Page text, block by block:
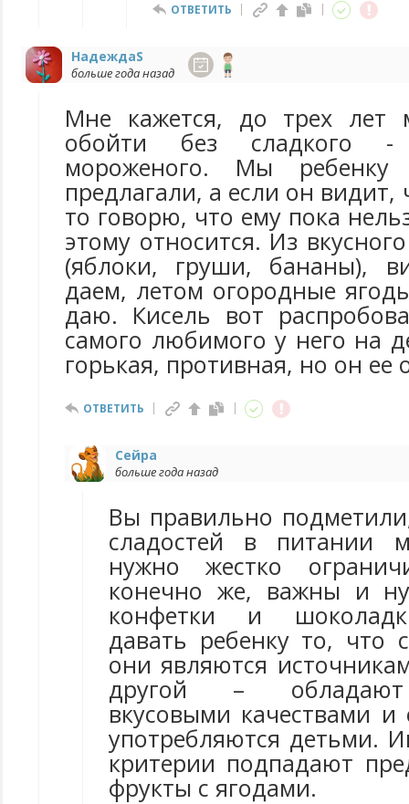
ОТВЕТИТЬ
НадеждаS
больше года назад
Мне кажется, до трех лет
обойти без сладкого
мороженого. Мы
предлагали, а если он видит,
то говорю, что ему пока
этому относится. Из
(яблоки, груши, бананы),
даем, летом огородные
даю. Кисель вот
самого любимого у него на
горькая, противная, но он ее
ОТВЕТИТЬ
Сейра
больше года назад
Вы правильно
сладостей в питании
нужно жестко
конечно же, важны и
конфетки и
давать ребенку то, что
они являются
другой – обладают
вкусовыми качествами и
употребляются детьми.
критерии подпадают
фрукты с ягодами.